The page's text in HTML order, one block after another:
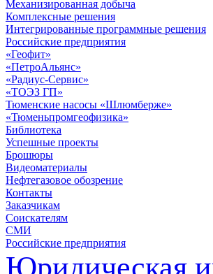
Механизированная добыча
Комплексные решения
Интегрированные программные решения
Российские предприятия
«Геофит»
«ПетроАльянс»
«Радиус-Сервис»
«ТОЭЗ ГП»
Тюменские насосы «Шлюмберже»
«Тюменьпромгеофизика»
Библиотека
Успешные проекты
Брошюры
Видеоматериалы
Нефтегазовое обозрение
Контакты
Заказчикам
Соискателям
СМИ
Российские предприятия